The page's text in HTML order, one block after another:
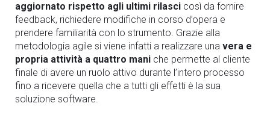
aggiornato rispetto agli ultimi rilasci così da fornire
feedback, richiedere modifiche in corso d’opera e
prendere familiarità con lo strumento. Grazie alla
metodologia agile si viene infatti a realizzare una vera e
propria attività a quattro mani che permette al cliente
finale di avere un ruolo attivo durante l’intero processo
fino a ricevere quella che a tutti gli effetti è la sua
soluzione software.